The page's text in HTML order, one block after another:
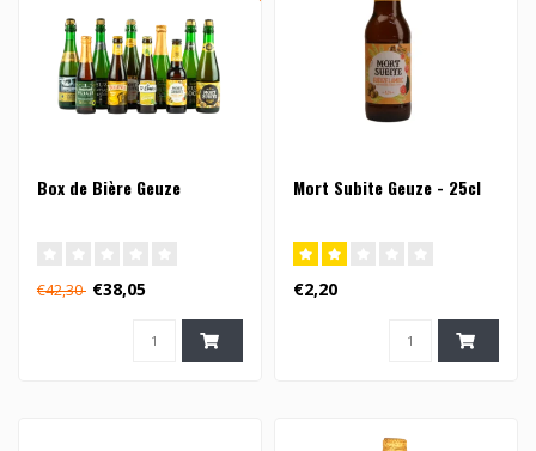
Box de Bière Geuze
€42,30 €38,05
Mort Subite Geuze - 25cl
€2,20